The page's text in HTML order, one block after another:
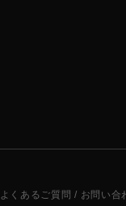
よくあるご質問 / お問い合